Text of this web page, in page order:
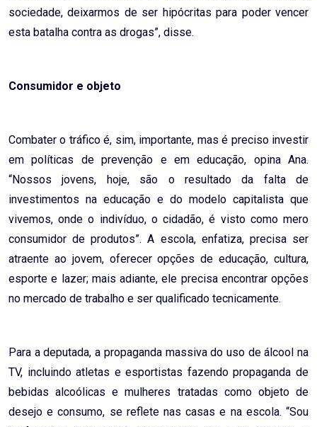
sociedade, deixarmos de ser hipócritas para poder vencer
esta batalha contra as drogas”, disse.
Consumidor e objeto
Combater o tráfico é, sim, importante, mas é preciso investir
em políticas de prevenção e em educação, opina Ana.
“Nossos jovens, hoje, são o resultado da falta de
investimentos na educação e do modelo capitalista que
vivemos, onde o indivíduo, o cidadão, é visto como mero
consumidor de produtos”. A escola, enfatiza, precisa ser
atraente ao jovem, oferecer opções de educação, cultura,
esporte e lazer; mais adiante, ele precisa encontrar opções
no mercado de trabalho e ser qualificado tecnicamente.
Para a deputada, a propaganda massiva do uso de álcool na
TV, incluindo atletas e esportistas fazendo propaganda de
bebidas alcoólicas e mulheres tratadas como objeto de
desejo e consumo, se reflete nas casas e na escola. “Sou